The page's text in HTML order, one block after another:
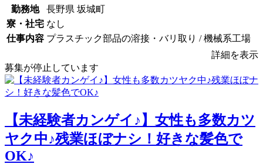
勤務地
長野県 坂城町
寮・社宅 なし
仕事内容 プラスチック部品の溶接・バリ取り / 機械系工場
詳細を表示
募集が停止しています
【未経験者カンゲイ♪】女性も多数カツ
ヤク中♪残業ほぼナシ！好きな髪色で
OK♪